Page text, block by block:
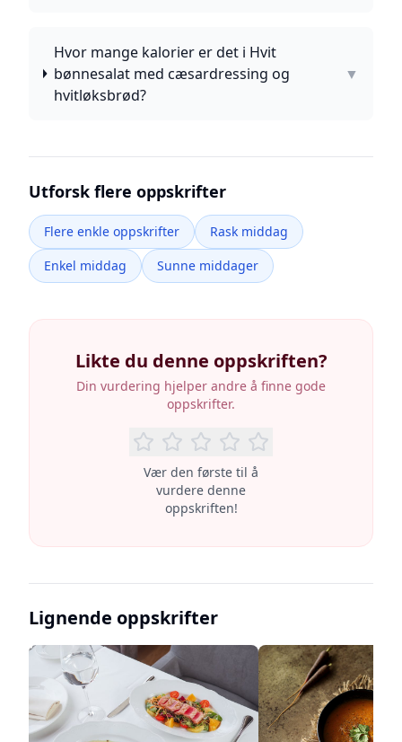
Hvor mange kalorier er det i Hvit
bønnesalat med cæsardressing og
hvitløksbrød?
▼
Utforsk flere oppskrifter
Flere enkle oppskrifter
Rask middag
Enkel middag
Sunne middager
Likte du denne oppskriften?
Din vurdering hjelper andre å finne gode
oppskrifter.
Vær den første til å
vurdere denne
oppskriften!
Lignende oppskrifter